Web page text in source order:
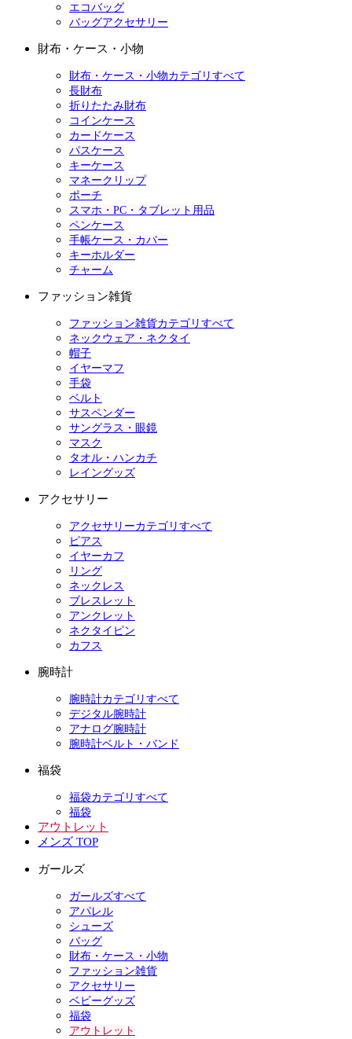
エコバッグ
バッグアクセサリー
財布・ケース・小物
財布・ケース・小物カテゴリすべて
長財布
折りたたみ財布
コインケース
カードケース
パスケース
キーケース
マネークリップ
ポーチ
スマホ・PC・タブレット用品
ペンケース
手帳ケース・カバー
キーホルダー
チャーム
ファッション雑貨
ファッション雑貨カテゴリすべて
ネックウェア・ネクタイ
帽子
イヤーマフ
手袋
ベルト
サスペンダー
サングラス・眼鏡
マスク
タオル・ハンカチ
レイングッズ
アクセサリー
アクセサリーカテゴリすべて
ピアス
イヤーカフ
リング
ネックレス
ブレスレット
アンクレット
ネクタイピン
カフス
腕時計
腕時計カテゴリすべて
デジタル腕時計
アナログ腕時計
腕時計ベルト・バンド
福袋
福袋カテゴリすべて
福袋
アウトレット
メンズ TOP
ガールズ
ガールズすべて
アパレル
シューズ
バッグ
財布・ケース・小物
ファッション雑貨
アクセサリー
ベビーグッズ
福袋
アウトレット